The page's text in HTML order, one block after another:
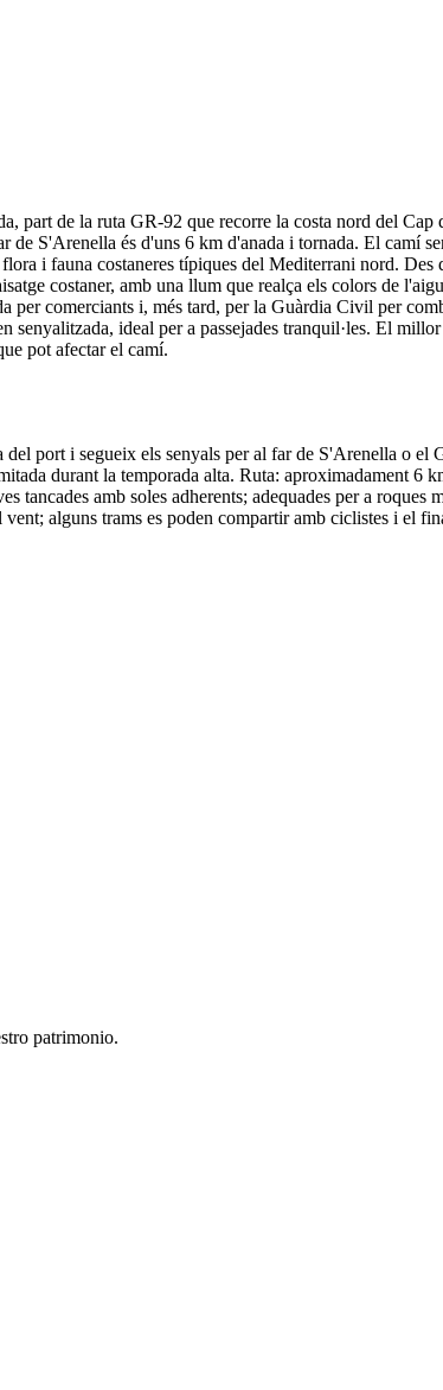
part de la ruta GR-92 que recorre la costa nord del
S'Arenella és d'uns 6 km d'anada i tornada. El camí
i fauna costaneres típiques del Mediterrani nord.
costaner, amb una llum que realça els colors de
per comerciants i, més tard, per la Guàrdia Civil per
ideal per a passejades tranquil·les. El
pot afectar el camí.
port i segueix els senyals per al far de S'Arenella o el
durant la temporada alta. Ruta: aproximadament 6
amb soles adherents; adequades per a
alguns trams es poden compartir amb ciclistes i el
patrimonio.